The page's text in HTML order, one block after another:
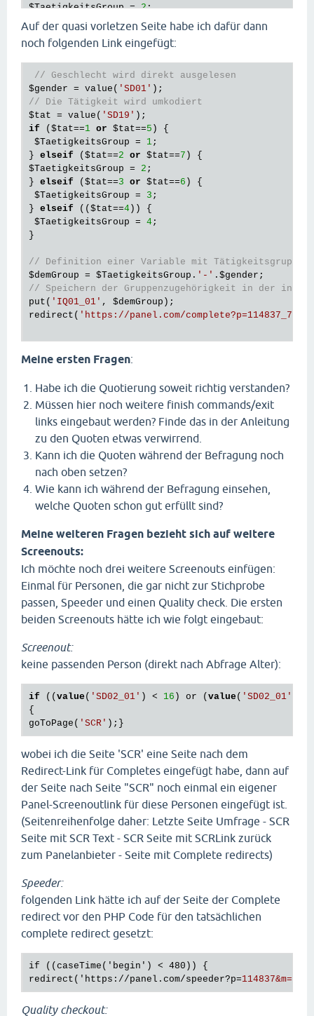
$TaetigkeitsGroup = 2;
} elseif $tat == $tat == 6
) {
$TaetigkeitsGroup
} elseif (($tat == 4)) {
$TaetigkeitsGroup = 4;
// Definition einer Variable mit Tätigkeitsgruppe
$demGroup = $TaetigkeitsGroup
// Abruf der vorliegenden Fälle für diese
$cases = statistic('count', 'IQ01_01'
// Auslesen der Quote für die demografische Gruppe
$maxPerGroup = $quota [ $demGroup
// Quotenstopp
if
Auf der quasi vorletzen Seite habe ich dafür dann
noch folgenden Link eingefügt:
// Geschlecht wird direkt ausgelesen
$gender = value( 'SD01'
// Die Tätigkeit wird umkodiert
$tat = value( 'SD19'
if ( $tat==1 or $tat==5 ) {
$TaetigkeitsGroup = 1;
} elseif ( $tat==2 or $tat==7
$TaetigkeitsGroup = 2 ;
} elseif ( $tat==3 or $tat==6 ) {
$TaetigkeitsGroup = 3 ;
} elseif (( $tat==4 )) {
$TaetigkeitsGroup = 4;
}
// Definition einer Variable mit Tätigkeitsgruppe
$demGroup = $TaetigkeitsGroup . '-' . $gender
// Speichern der Gruppenzugehörigkeit in der
put( 'IQ01_01' , $demGroup );
redirect( 'https://panel.com/
Meine ersten Fragen:
Habe ich die Quotierung soweit richtig verstanden?
Müssen hier noch weitere finish commands/exit
links eingebaut werden? Finde das in der Anleitung
zu den Quoten etwas verwirrend.
Kann ich die Quoten während der Befragung noch
nach oben setzen?
Wie kann ich während der Befragung einsehen,
welche Quoten schon gut erfüllt sind?
Meine weiteren Fragen bezieht sich auf weitere
Screenouts:
Ich möchte noch drei weitere Screenouts einfügen:
Einmal für Personen, die gar nicht zur Stichprobe
passen, Speeder und einen Quality check. Die ersten
beiden Screenouts hätte ich wie folgt eingebaut:
Screenout:
keine passenden Person (direkt nach Abfrage Alter):
if (( value ( 'SD02_01' ) < 16 ) or ( value ( 'SD02_01'
{
goToPage( 'SCR'
wobei ich die Seite 'SCR' eine Seite nach dem
Redirect-Link für Completes eingefügt habe, dann auf
der Seite nach Seite "SCR" noch einmal ein eigener
Panel-Screenoutlink für diese Personen eingefügt ist.
(Seitenreihenfolge daher: Letzte Seite Umfrage - SCR
Seite mit SCR Text - SCR Seite mit SCRLink zurück
zum Panelanbieter - Seite mit Complete redirects)
Speeder:
folgenden Link hätte ich auf der Seite der Complete
redirect vor den PHP Code für den tatsächlichen
complete redirect gesetzt:
if ((caseTime('begin') < 480
redirect (' https: //panel.com/speeder?p=
Quality checkout: